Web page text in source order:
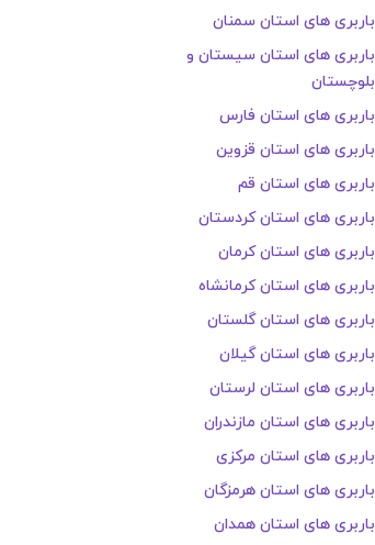
باربری های استان سمنان
باربری های استان سیستان و
بلوچستان
باربری های استان فارس
باربری های استان قزوین
باربری های استان قم
باربری های استان کردستان
باربری های استان کرمان
باربری های استان کرمانشاه
باربری های استان گلستان
باربری های استان گیلان
باربری های استان لرستان
باربری های استان مازندران
باربری های استان مرکزی
باربری های استان هرمزگان
باربری های استان همدان